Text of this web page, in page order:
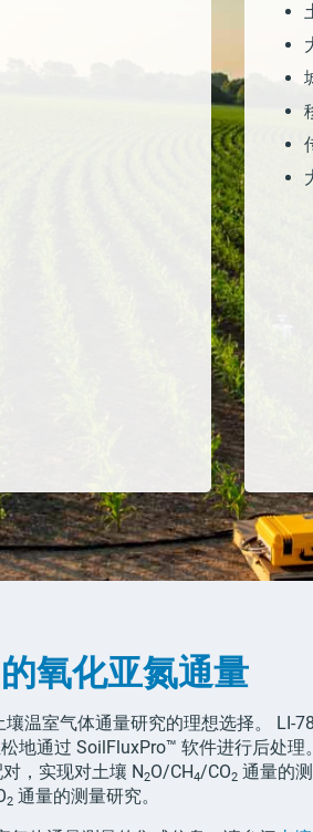
氧化亚氮通量
温室气体通量研究的理想选择。 LI-
地通过 SoilFluxPro™ 软件进行后处理
，实现对土壤 N2O/CH4/CO2 通量的
2 通量的测量研究。